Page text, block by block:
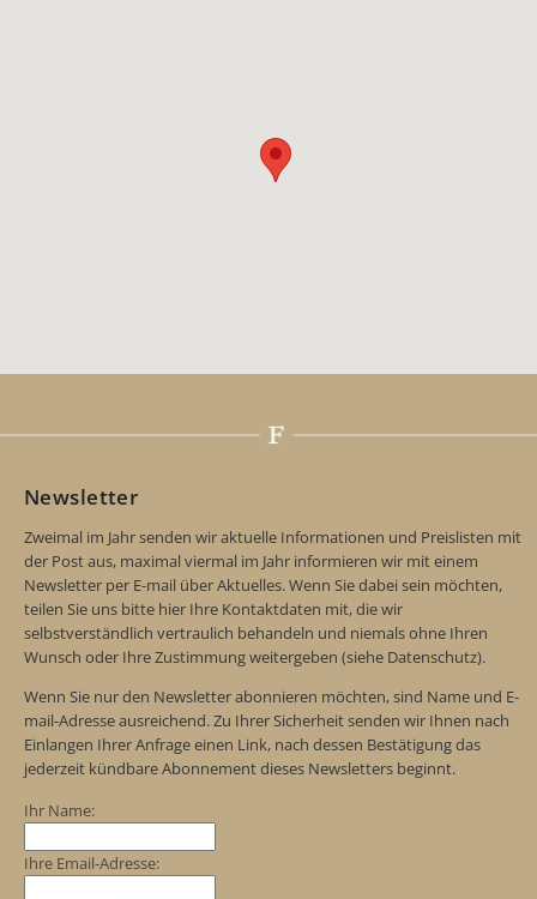
Newsletter
Zweimal im Jahr senden wir aktuelle Informationen und Preislisten mit
der Post aus, maximal viermal im Jahr informieren wir mit einem
Newsletter per E-mail über Aktuelles. Wenn Sie dabei sein möchten,
teilen Sie uns bitte hier Ihre Kontaktdaten mit, die wir
selbstverständlich vertraulich behandeln und niemals ohne Ihren
Wunsch oder Ihre Zustimmung weitergeben (siehe Datenschutz).
Wenn Sie nur den Newsletter abonnieren möchten, sind Name und E-
mail-Adresse ausreichend. Zu Ihrer Sicherheit senden wir Ihnen nach
Einlangen Ihrer Anfrage einen Link, nach dessen Bestätigung das
jederzeit kündbare Abonnement dieses Newsletters beginnt.
Ihr Name:
Ihre Email-Adresse: